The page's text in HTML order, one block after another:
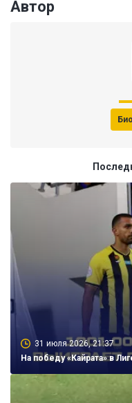
Автор
31 июля 2026, 21:37
На победу «Кайрата» в